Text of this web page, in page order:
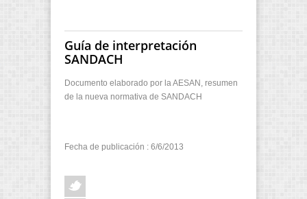
Guía de interpretación
SANDACH
Documento elaborado por la AESAN, resumen
de la nueva normativa de SANDACH
Fecha de publicación : 6/6/2013